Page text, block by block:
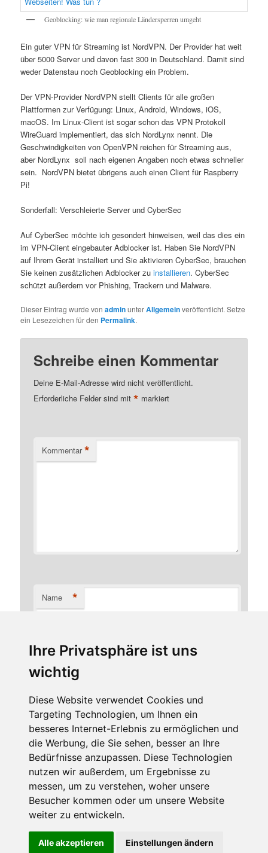
Ihre Privatsphäre ist uns
wichtig
Diese Website verwendet Cookies und
Targeting Technologien, um Ihnen ein
besseres Internet-Erlebnis zu ermöglichen und
die Werbung, die Sie sehen, besser an Ihre
Bedürfnisse anzupassen. Diese Technologien
nutzen wir außerdem, um Ergebnisse zu
messen, um zu verstehen, woher unsere
Besucher kommen oder um unsere Website
weiter zu entwickeln.
Alle akzeptieren Einstellungen ändern
Geoblocking: wie man regionale Ländersperren umgeht
Ein guter VPN für Streaming ist NordVPN. Der Provider hat weit
über 5000 Server und davon fast 300 in Deutschland. Damit sind
weder Datenstau noch Geoblocking ein Problem.
Der VPN-Provider NordVPN stellt Clients für alle großen
Plattformen zur Verfügung: Linux, Android, Windows, iOS,
macOS. Im Linux-Client ist sogar schon das VPN Protokoll
WireGuard implementiert, das sich NordLynx nennt. Die
Geschwindigkeiten von OpenVPN reichen für Streaming aus,
aber NordLynx soll nach eigenen Angaben noch etwas schneller
sein. NordVPN bietet übrigens auch einen Client für Raspberry
Pi!
Sonderfall: Verschleierte Server und CyberSec
Auf CyberSec möchte ich gesondert hinweisen, weil das dies ein
im VPN-Client eingebauter Adblocker ist. Haben Sie NordVPN
auf Ihrem Gerät installiert und Sie aktivieren CyberSec, brauchen
Sie keinen zusätzlichen Adblocker zuinstallieren. CyberSec
schützt außerdem vor Phishing, Trackern und Malware.
Dieser Eintrag wurde vonadminunterAllgemeinveröffentlicht. Setze
ein Lesezeichen für den Permalink.
Schreibe einen Kommentar
Deine E-Mail-Adresse wird nicht veröffentlicht.
Erforderliche Felder sind mit* markiert
Kommentar *
Name *
E-Mail-Adresse *
Website
Stolz präsentiert von WordPress
nutzt, gehen wir von deinem Einverständnis aus.